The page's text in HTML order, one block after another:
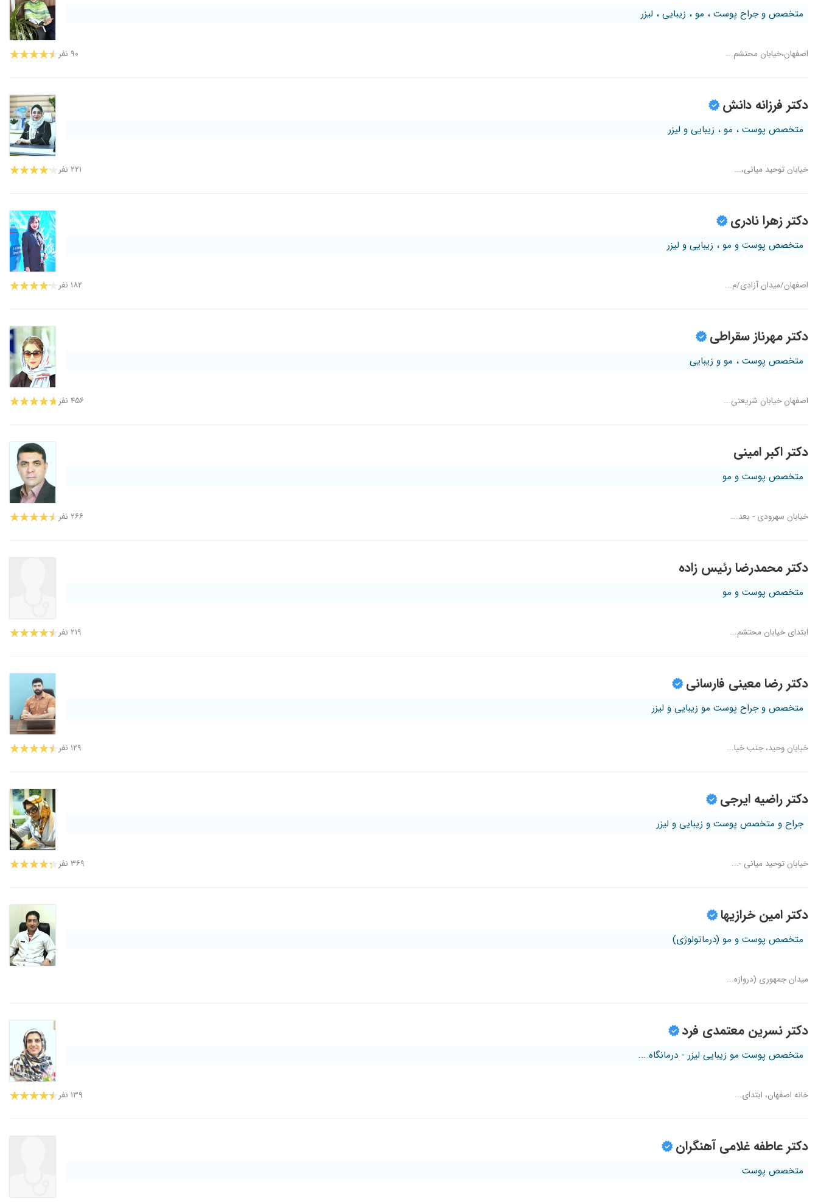
متخصص و جراح پوست ، مو ، زیبایی ، لیزر
اصفهان،خیابان محتشم... ۹۰ نفر
دکتر فرزانه دانش
متخصص پوست ، مو ، زیبایی و لیزر
خیابان توحید میانی،... ۲۲۱ نفر
دکتر زهرا نادری
متخصص پوست و مو ، زیبایی و لیزر
اصفهان/میدان آزادی/م... ۱۸۲ نفر
دکتر مهرناز سقراطی
متخصص پوست ، مو و زیبایی
اصفهان خیابان شریعتی... ۴۵۶ نفر
دکتر اکبر امینی
متخصص پوست و مو
خیابان سهرودی - بعد... ۲۶۶ نفر
دکتر محمدرضا رئیس زاده
متخصص پوست و مو
ابتدای خیابان محتشم... ۲۱۹ نفر
دکتر رضا معینی فارسانی
متخصص و جراح پوست مو زیبایی و لیزر
خیابان وحید، جنب خیا... ۱۲۹ نفر
دکتر راضیه ایرجی
جراح و متخصص پوست و زیبایی و لیزر
خیابان توحید میانی -... ۳۶۹ نفر
دکتر امین خرازیها
متخصص پوست و مو (درماتولوژی)
میدان جمهوری (دروازه...
دکتر نسرین معتمدی فرد
متخصص پوست مو زیبایی لیزر - درمانگاه ...
خانه اصفهان، ابتدای... ۱۳۹ نفر
دکتر عاطفه غلامی آهنگران
متخصص پوست